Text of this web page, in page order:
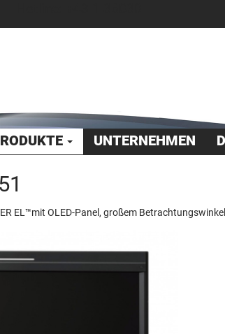
UNTERNEHMEN
EL™mit OLED-Panel, großem